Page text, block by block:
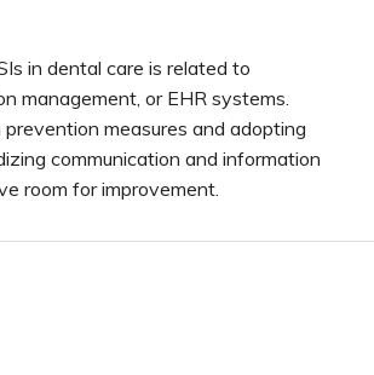
in dental care is related to
management, or EHR systems.
measures and adopting
communication and information
room for improvement.